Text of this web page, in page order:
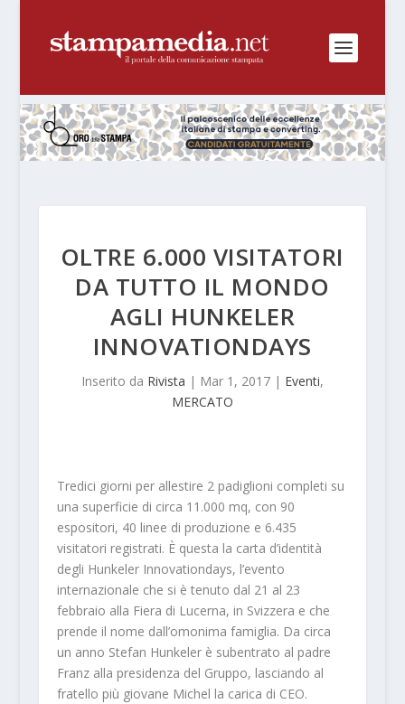
OLTRE 6.000 VISITATORI
DA TUTTO IL MONDO
AGLI HUNKELER
INNOVATIONDAYS
Inserito da Rivista | Mar 1, 2017| Eventi,
MERCATO
Tredici giorni per allestire 2 padiglioni completi su
una superficie di circa 11.000 mq, con 90
espositori, 40 linee di produzione e 6.435
visitatori registrati. È questa la carta d’identità
degli Hunkeler Innovationdays, l’evento
internazionale che si è tenuto dal 21 al 23
febbraio alla Fiera di Lucerna, in Svizzera e che
prende il nome dall’omonima famiglia. Da circa
un anno Stefan Hunkeler è subentrato al padre
Franz alla presidenza del Gruppo, lasciando al
fratello più giovane Michel la carica di CEO.